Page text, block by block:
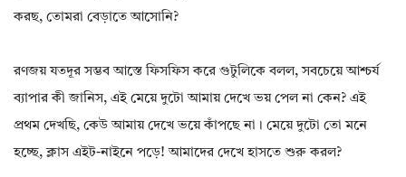
করছ, তোমরা বেড়াতে আসোনি?
রণজয় যতদূর সম্ভব আস্তে ফিসফিস করে গুটুলিকে বলল, সবচেয়ে আশ্চর্য
ব্যাপার কী জানিস, এই মেয়ে দুটো আমায় দেখে ভয় পেল না কেন? এই
প্রথম দেখছি, কেউ আমায় দেখে ভয়ে কাঁপছে না। মেয়ে দুটো তো মনে
হচ্ছে, ক্লাস এইট-নাইনে পড়ে! আমাদের দেখে হাসতে শুরু করল?